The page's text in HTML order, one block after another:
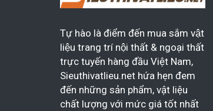
Tự hào là điểm đến mua sắm vật
liệu trang trí nội thất & ngoại thất
trực tuyến hàng đầu Việt Nam,
Sieuthivatlieu.net hứa hẹn đem
đến những sản phẩm, vật liệu
chất lượng với mức giá tốt nhất